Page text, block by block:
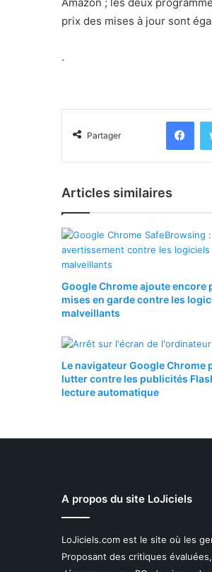
prix des mises à jour sont
.
Partager
Articles similaires
Google Chrome ajoute encore
mises en garde contre les
malveillants
Le navigateur Google Chrome
lutter contre les publicités
lecture automatique
A propos du site LoJiciels
LoJiciels.com est le site où les
Proposant des critiques